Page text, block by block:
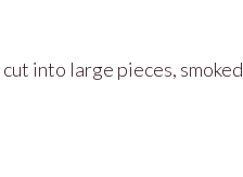
into large pieces, smoked